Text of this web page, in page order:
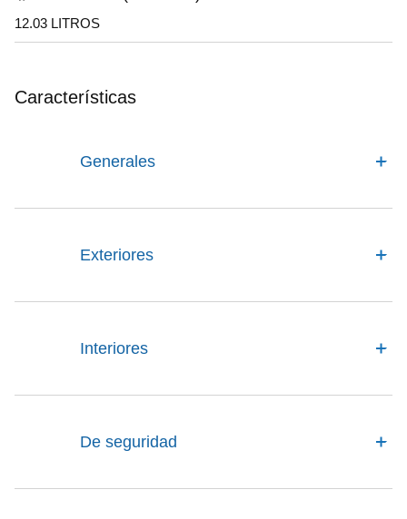
12.03 LITROS
Características
Generales
Exteriores
Interiores
De seguridad